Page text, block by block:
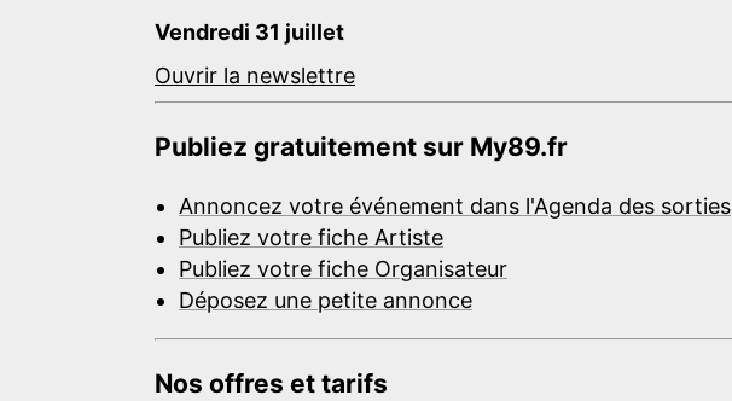
Vendredi 31 juillet
Ouvrir la newslettre
Publiez gratuitement sur My89.fr
Annoncez votre événement dans l'Agenda des sorties
Publiez votre fiche Artiste
Publiez votre fiche Organisateur
Déposez une petite annonce
Nos offres et tarifs